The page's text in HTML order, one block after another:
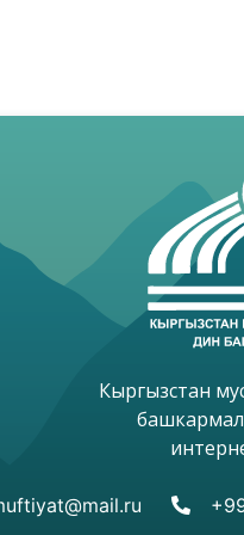
Кыргызстан